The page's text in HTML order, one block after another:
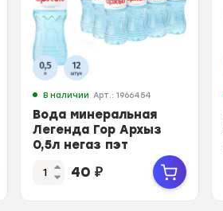
В наличии Арт.: 1966454
Вода минеральная
Легенда Гор Архыз
0,5л негаз пэт
40 ₽